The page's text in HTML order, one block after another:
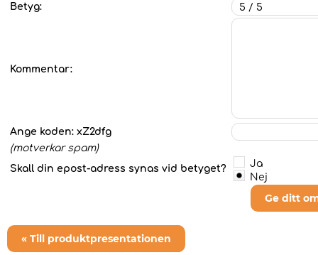
Betyg:
Kommentar:
Ange koden: xZ2dfg
(motverkar spam)
Skall din epost-adress synas vid betyget?
Ja
Nej
Ge ditt
« Till produktpresentationen